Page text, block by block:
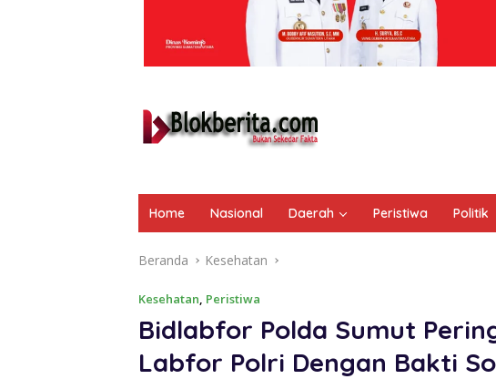
Home Nasional Daerah Peristiwa Politik
Beranda Kesehatan
Kesehatan Peristiwa
Bidlabfor Polda Sumut
Labfor Polri Dengan Bakti